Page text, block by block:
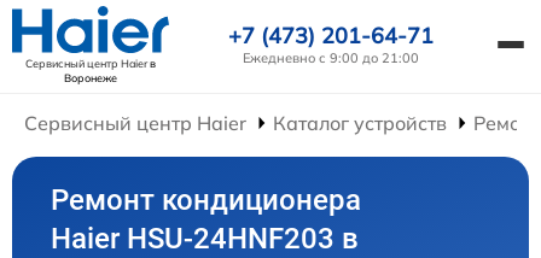
Сервисный центр Haierв
Воронеже
+7 (473) 201-64-71
Ежедневно с 9:00 до 21:00
Сервисный центр Haier Каталог устройств
Ремонт кондиционера
Haier HSU-24HNF203 в